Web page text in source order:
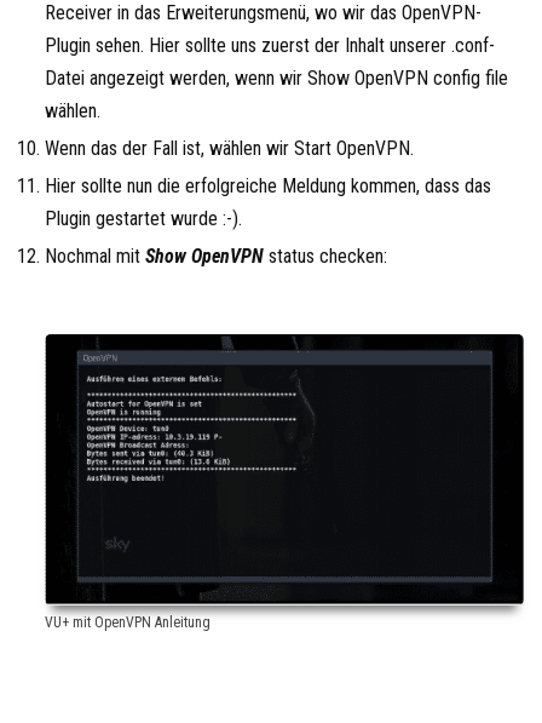
Receiver in das Erweiterungsmenü, wo wir das OpenVPN-
Plugin sehen. Hier sollte uns zuerst der Inhalt unserer .conf-
Datei angezeigt werden, wenn wir Show OpenVPN config file
wählen.
Wenn das der Fall ist, wählen wir Start OpenVPN.
Hier sollte nun die erfolgreiche Meldung kommen, dass das
Plugin gestartet wurde :-).
Nochmal mit Show OpenVPN status checken:
VU+ mit OpenVPN Anleitung